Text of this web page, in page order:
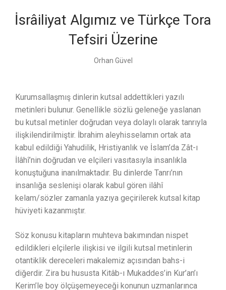
İsrâiliyat Algımız ve Türkçe Tora
Tefsiri Üzerine
Orhan Güvel
Kurumsallaşmış dinlerin kutsal addettikleri yazılı
metinleri bulunur. Genellikle sözlü geleneğe yaslanan
bu kutsal metinler doğrudan veya dolaylı olarak tanrıyla
ilişkilendirilmiştir. İbrahim aleyhisselamın ortak ata
kabul edildiği Yahudilik, Hristiyanlık ve İslam’da Zât-ı
İlâhî’nin doğrudan ve elçileri vasıtasıyla insanlıkla
konuştuğuna inanılmaktadır. Bu dinlerde Tanrı’nın
insanlığa seslenişi olarak kabul gören ilâhî
kelam/sözler zamanla yazıya geçirilerek kutsal kitap
hüviyeti kazanmıştır.
Söz konusu kitapların muhteva bakımından nispet
edildikleri elçilerle ilişkisi ve ilgili kutsal metinlerin
otantiklik dereceleri makalemiz açısından bahs-i
diğerdir. Zira bu hususta Kitâb-ı Mukaddes’in Kur’an’ı
Kerim’le boy ölçüşemeyeceği konunun uzmanlarınca